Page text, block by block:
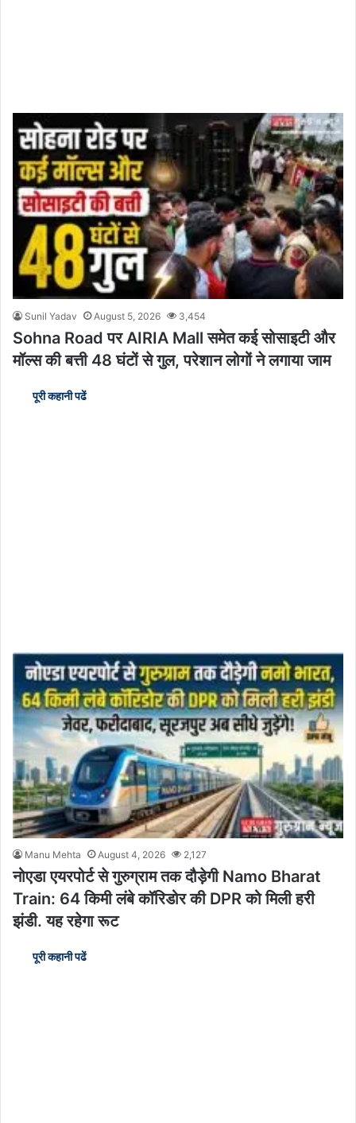
Sunil Yadav August 5, 2026 3,454
Sohna Road पर AIRIA Mall समेत कई सोसाइटी और
मॉल्स की बत्ती 48 घंटों से गुल, परेशान लोगों ने लगाया जाम
पूरी कहानी पढें
Manu Mehta August 4, 2026 2,127
नोएडा एयरपोर्ट से गुरुग्राम तक दौड़ेगी Namo Bharat
Train: 64 किमी लंबे कॉरिडोर की DPR को मिली हरी
झंडी. यह रहेगा रूट
पूरी कहानी पढें